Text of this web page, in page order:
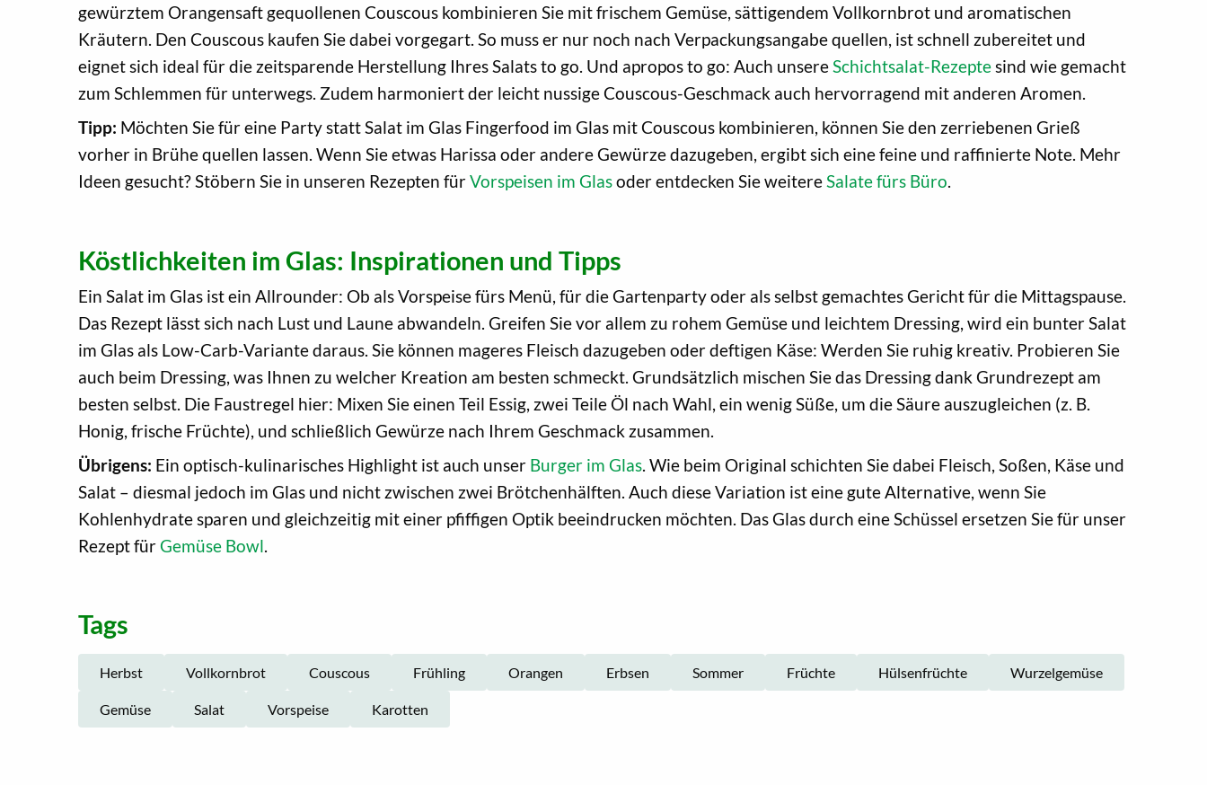
gewürztem Orangensaft gequollenen Couscous kombinieren Sie mit frischem Gemüse, sättigendem Vollkornbrot und aromatischen
Kräutern. Den Couscous kaufen Sie dabei vorgegart. So muss er nur noch nach Verpackungsangabe quellen, ist schnell zubereitet und
eignet sich ideal für die zeitsparende Herstellung Ihres Salats to go. Und apropos to go: Auch unsere Schichtsalat-Rezepte sind wie gemacht
zum Schlemmen für unterwegs. Zudem harmoniert der leicht nussige Couscous-Geschmack auch hervorragend mit anderen Aromen.
Tipp: Möchten Sie für eine Party statt Salat im Glas Fingerfood im Glas mit Couscous kombinieren, können Sie den zerriebenen Grieß
vorher in Brühe quellen lassen. Wenn Sie etwas Harissa oder andere Gewürze dazugeben, ergibt sich eine feine und raffinierte Note. Mehr
Ideen gesucht? Stöbern Sie in unseren Rezepten fürVorspeisen im Glasoder entdecken Sie weitere Salate fürs Büro
Köstlichkeiten im Glas: Inspirationen und Tipps
Ein Salat im Glas ist ein Allrounder: Ob als Vorspeise fürs Menü, für die Gartenparty oder als selbst gemachtes Gericht für die Mittagspause.
Das Rezept lässt sich nach Lust und Laune abwandeln. Greifen Sie vor allem zu rohem Gemüse und leichtem Dressing, wird ein bunter Salat
im Glas als Low-Carb-Variante daraus. Sie können mageres Fleisch dazugeben oder deftigen Käse: Werden Sie ruhig kreativ. Probieren Sie
auch beim Dressing, was Ihnen zu welcher Kreation am besten schmeckt. Grundsätzlich mischen Sie das Dressing dank Grundrezept am
besten selbst. Die Faustregel hier: Mixen Sie einen Teil Essig, zwei Teile Öl nach Wahl, ein wenig Süße, um die Säure auszugleichen (z. B.
Honig, frische Früchte), und schließlich Gewürze nach Ihrem Geschmack zusammen.
Übrigens: Ein optisch-kulinarisches Highlight ist auch unser Burger im Glas . Wie beim Original schichten Sie dabei Fleisch, Soßen, Käse und
Salat – diesmal jedoch im Glas und nicht zwischen zwei Brötchenhälften. Auch diese Variation ist eine gute Alternative, wenn Sie
Kohlenhydrate sparen und gleichzeitig mit einer pfiffigen Optik beeindrucken möchten. Das Glas durch eine Schüssel ersetzen Sie für unser
Rezept fürGemüse Bowl
Tags
Herbst Vollkornbrot Couscous Frühling Orangen Erbsen Sommer Früchte Hülsenfrüchte Wurzelgemüse
Gemüse Salat Vorspeise Karotten